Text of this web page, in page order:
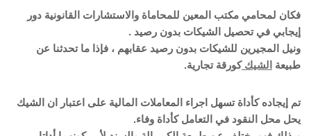
فكان لمحامي مكتب المعين للمحاماة والاستشارات القانونية دور
إيجابي في تحصيل الشيكات بدون رصيد .
ونيل المجيرين للشيكات بدون رصيد عقابهم ، فإذا ما تحدثنا عن
طبيعة الشيككورقة تجارية.
تم إيجاده كأداة تسهل اجراء المعاملات المالية على اعتبار ان الشيك
يحل محل النقود في التعامل كأداة وفاء.